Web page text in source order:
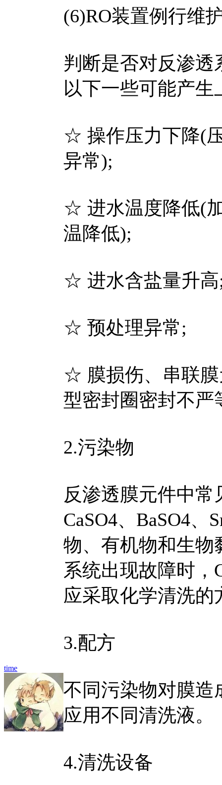
time
(6)RO装置例行维
判断是否对反渗
以下一些可能产
☆ 操作压力下降(
异常);
☆ 进水温度降低(
温降低);
☆ 进水含盐量升
☆ 预处理异常;
☆ 膜损伤、串联膜
型密封圈密封不严
2.污染物
反渗透膜元件中常
CaSO4、BaSO4
物、有机物和生物
系统出现故障时，
应采取化学清洗
3.配方
不同污染物对膜造
应用不同清洗液。
4.清洗设备